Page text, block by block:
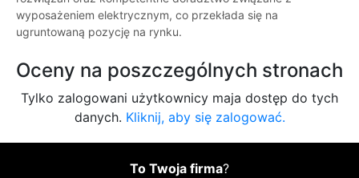
wyposażeniem elektrycznym, co przekłada się na
ugruntowaną pozycję na rynku.
Oceny na poszczególnych stronach
Tylko zalogowani użytkownicy maja dostęp do tych
danych. Kliknij, aby się zalogować.
To Twoja firma?